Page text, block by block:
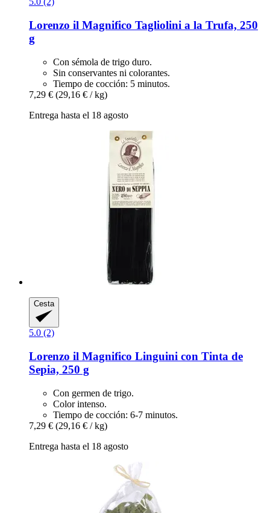
Lorenzo il Magnifico Tagliolini a la Trufa, 250
g
Con sémola de trigo duro.
Sin conservantes ni colorantes.
Tiempo de cocción: 5 minutos.
7,29 € (29,16 € / kg)
Entrega hasta el 18 agosto
Cesta
5.0 (2)
Lorenzo il Magnifico Linguini con Tinta de
Sepia, 250 g
Con germen de trigo.
Color intenso.
Tiempo de cocción: 6-7 minutos.
7,29 € (29,16 € / kg)
Entrega hasta el 18 agosto